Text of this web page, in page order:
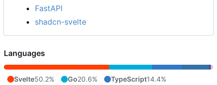
FastAPI
shadcn-svelte
Languages
Svelte50.2% Go20.6% TypeScript14.4%